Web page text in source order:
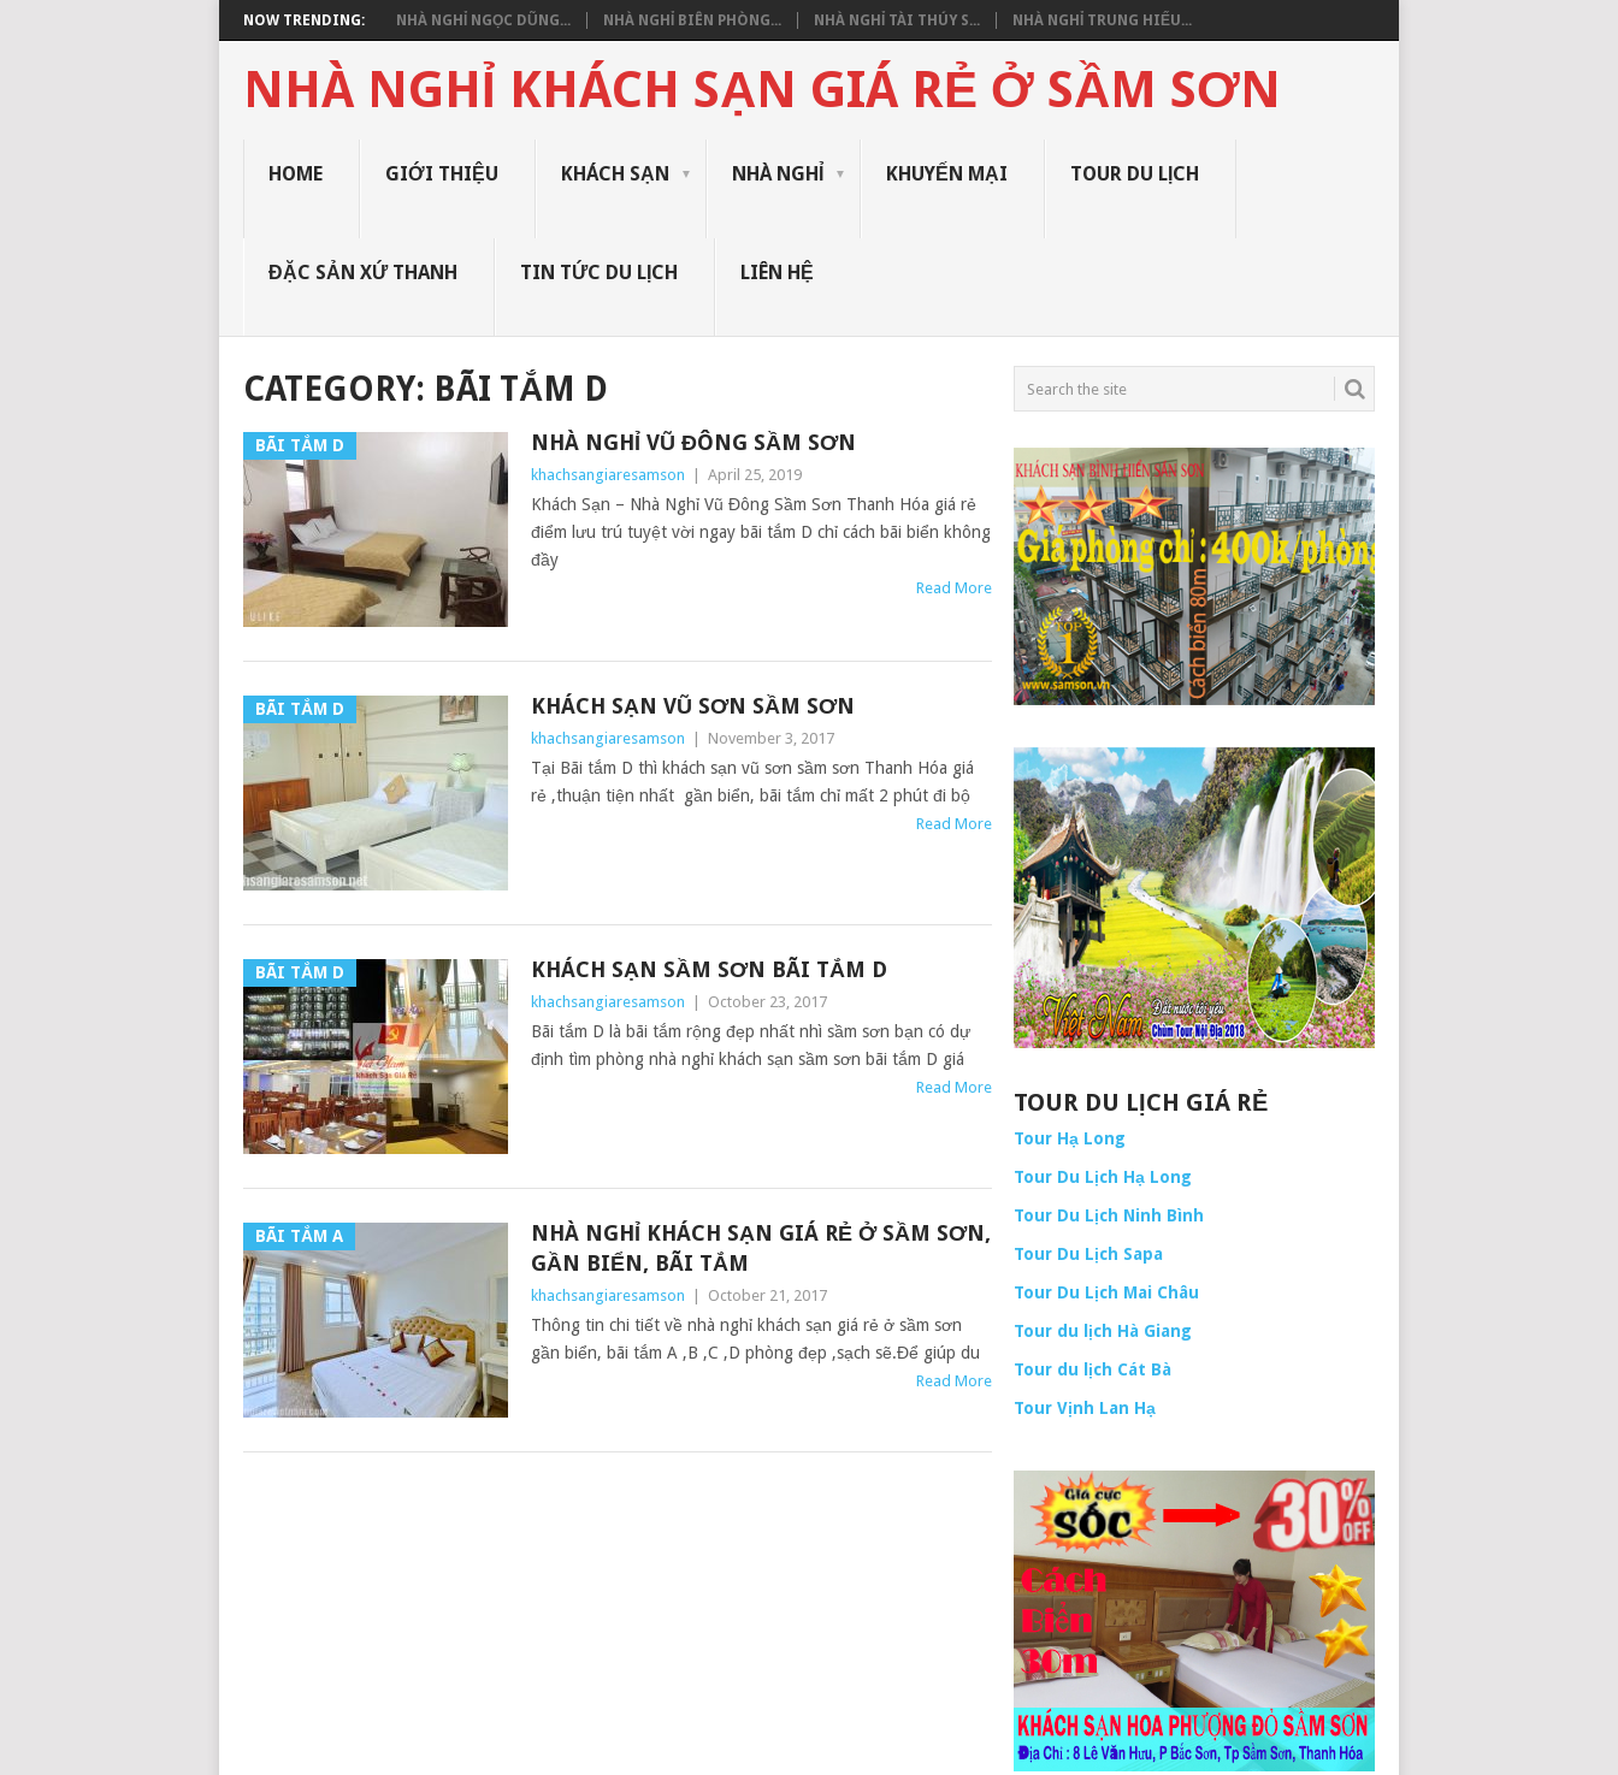
NOW TRENDING: NHÀ NGHỈ NGỌC DŨNG... NHÀ NGHỈ BIÊN PHÒNG... NHÀ NGHỈ TÀI THÚY S... NHÀ NGHỈ TRUNG HIẾU...
NHÀ NGHỈ KHÁCH SẠN GIÁ RẺ Ở SẦM SƠN
HOME GIỚI THIỆU KHÁCH SẠN NHÀ NGHỈ KHUYẾN MẠI TOUR DU LỊCH
ĐẶC SẢN XỨ THANH TIN TỨC DU LỊCH LIÊN HỆ
CATEGORY: BÃI TẮM D
BÃI TẮM D NHÀ NGHỈ VŨ ĐÔNG SẦM SƠN
khachsangiaresamson April 25, 2019
Khách Sạn – Nhà Nghỉ Vũ Đông Sầm Sơn Thanh Hóa giá rẻ
điểm lưu trú tuyệt vời ngay bãi tắm D chỉ cách bãi biển không
đầy
Read More
BÃI TẮM D KHÁCH SẠN VŨ SƠN SẦM SƠN
khachsangiaresamson November 3, 2017
Tại Bãi tắm D thì khách sạn vũ sơn sầm sơn Thanh Hóa giá
rẻ ,thuận tiện nhất gần biển, bãi tắm chỉ mất 2 phút đi bộ
Read More
BÃI TẮM D KHÁCH SẠN SẦM SƠN BÃI TẮM D
khachsangiaresamson October 23, 2017
Bãi tắm D là bãi tắm rộng đẹp nhất nhì sầm sơn bạn có dự
định tìm phòng nhà nghỉ khách sạn sầm sơn bãi tắm D giá
Read More
BÃI TẮM A
NHÀ NGHỈ KHÁCH SẠN GIÁ RẺ Ở SẦM SƠN,
GẦN BIỂN, BÃI TẮM
khachsangiaresamson October 21, 2017
Thông tin chi tiết về nhà nghỉ khách sạn giá rẻ ở sầm sơn
gần biển, bãi tắm A ,B ,C ,D phòng đẹp ,sạch sẽ.Để giúp du
Read More
TOUR DU LỊCH GIÁ RẺ
Tour Hạ Long
Tour Du Lịch Hạ Long
Tour Du Lịch Ninh Bình
Tour Du Lịch Sapa
Tour Du Lịch Mai Châu
Tour du lịch Hà Giang
Tour du lịch Cát Bà
Tour Vịnh Lan Hạ